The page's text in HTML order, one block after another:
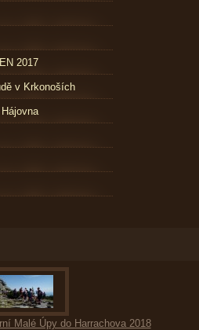
2017
v Krkonoších
Malé Úpy do Harrachova 2018